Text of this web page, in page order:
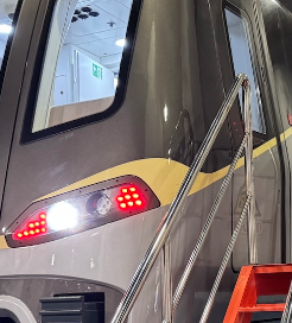
聯內暢城鄉一體 皖歙縣現代化路網格局正加速
工業經濟體量與發展質效同步
火山引擎與
員薪酬調整
業務 包括賣股或分拆上市